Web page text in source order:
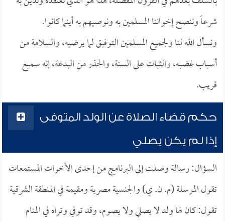
شرعاً وننصح إخواننا المسلمين به ونوصيهم به أينما كانوا.
ونسأل الله لنا ولجميع المسلمين التوفيق لما يرضيه، والسلامة من
أسباب غضبه، والثبات على السنة، والحذر من البدعة، إنه سميع
قريب.
حكم قضاء الصلاة عن الولد المتوفى
إذا لم يكن يصلي
السؤال: رسالة وصلت إلى البرنامج من إحدى الأخوات المستمعات
تقول المرسلة (م. ن. ي) والجنسية مصرية ومقيمة في المنطقة الشرقية
تقول: كان لها ولد لا يصلي ولا يصوم، وقد توفي وتراه في المنام